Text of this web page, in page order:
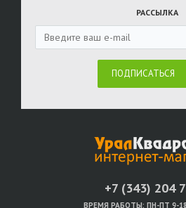
РАССЫЛКА
ПОДПИСАТЬСЯ
+7 (343) 204
ВРЕМЯ РАБОТЫ: ПН-ПТ 9-